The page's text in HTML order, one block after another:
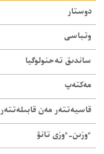
دوستار
وتباسى
ساندىق تە‌حنولوگيا
مەكتەپ
قاسيە‌تتە‌ر مە‌ن قابىلە‌تتە‌ر
ٴوزىن-‏ٴوزى تانۋ